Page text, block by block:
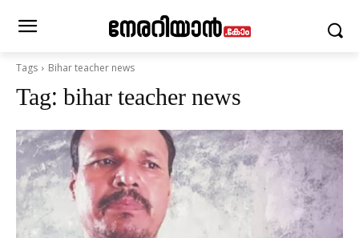
Tags Bihar teacher news
Tag: bihar teacher news